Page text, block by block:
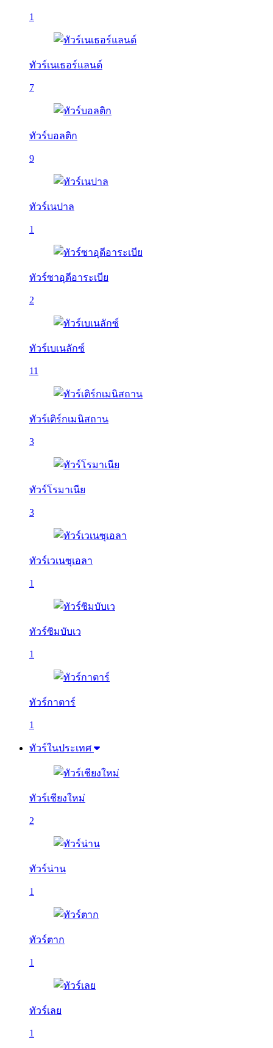
1
ทัวร์เนเธอร์แลนด์
7
ทัวร์บอลติก
9
ทัวร์เนปาล
1
ทัวร์ซาอุดีอาระเบีย
2
ทัวร์เบเนลักซ์
11
ทัวร์เติร์กเมนิสถาน
3
ทัวร์โรมาเนีย
3
ทัวร์เวเนซุเอลา
1
ทัวร์ซิมบับเว
1
ทัวร์กาตาร์
1
ทัวร์ในประเทศ
ทัวร์เชียงใหม่
2
ทัวร์น่าน
1
ทัวร์ตาก
1
ทัวร์เลย
1